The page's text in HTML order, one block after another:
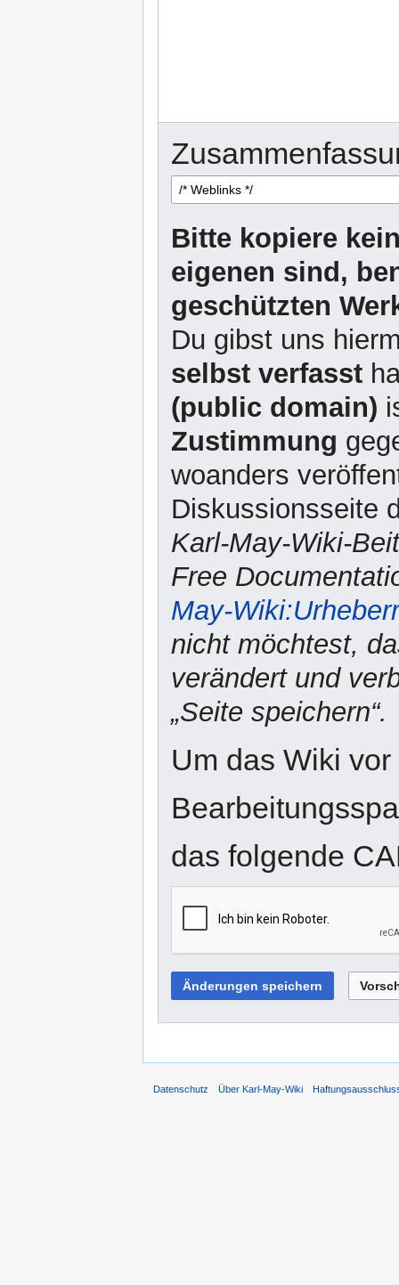
Bitte kopiere
eigenen sind,
geschützten
Du gibst uns
selbst verfasst
(public domain)
Zustimmung
woanders
Diskussionsseite
Karl-May-Wiki-
Free
May-
nicht möchtest,
verändert und
„Seite speichern“.
Um das Wiki
das folgende
Datenschutz Über Karl-May-Wiki